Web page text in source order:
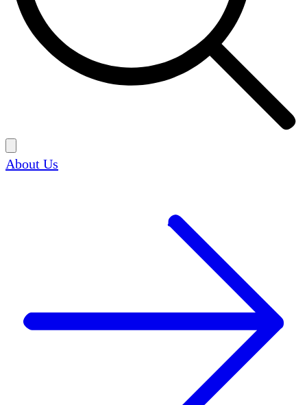
About Us